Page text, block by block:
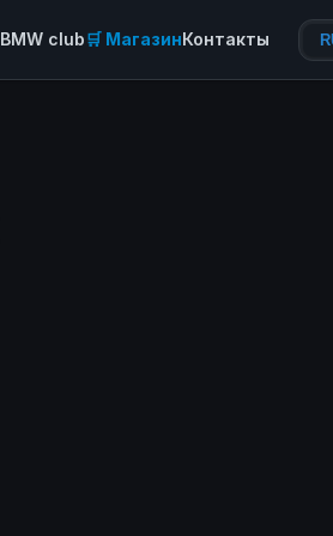
BMW club🛒 МагазинКонтакты